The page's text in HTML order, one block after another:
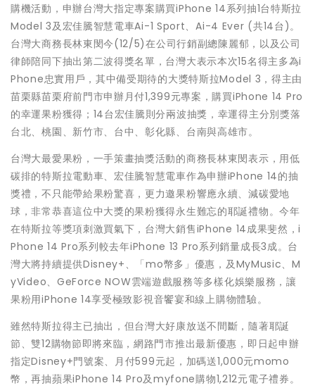
購機活動，申辦台灣大指定專案購買iPhone 14系列抽1台特斯拉
Model 3及宏佳騰智慧電車Ai-1 Sport、Ai-4 Ever (共14台)。
台灣大商務長林東閔今(12/5)在公司行銷副總陳麗郁，以及公司
律師陪同下抽出第二波得獎名單，台灣大表示本次15名得主多為i
Phone忠實用戶，其中備受期待的大獎特斯拉Model 3，得主由
苗栗縣苗栗府前門市申辦月付1,399元專案，購買iPhone 14 Pro
的幸運果粉獲得；14台宏佳騰則分兩波抽獎，幸運得主分別獎落
台北、桃園、新竹市、台中、彰化縣、台南與高雄市。
台灣大最愛果粉，一手策畫抽獎活動的商務長林東閔表示，用低
碳排的特斯拉電動車、宏佳騰智慧電車作為申辦iPhone 14的抽
獎禮，不只能帶給果粉驚喜，更力邀果粉響應永續、減碳愛地
球，非常恭喜這位中大獎的果粉獲得永生難忘的耶誕禮物。今年
在特斯拉等獎項刺激買氣下，台灣大銷售iPhone 14成果斐然，i
Phone 14 Pro系列較去年iPhone 13 Pro系列銷量成長3成。台
灣大將持續提供Disney+、「mo幣多」優惠，及MyMusic、M
yVideo、GeForce NOW雲端遊戲服務等多樣化娛樂服務，讓
果粉用iPhone 14享受極致影視音饗宴和線上購物體驗。
雖然特斯拉得主已抽出，但台灣大好康放送不間斷，隨著耶誕
節、雙12購物節即將來臨，網路門市推出最新優惠，即日起申辦
指定Disney+門號案、月付599元起，加碼送1,000元momo
幣，再抽蘋果iPhone 14 Pro及myfone購物1,212元電子禮券。